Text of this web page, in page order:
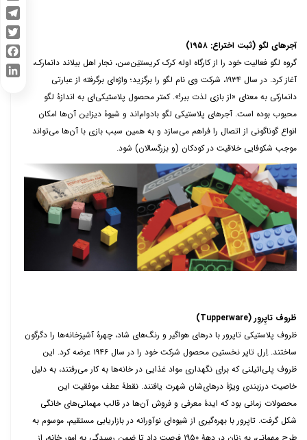
آجرهای لگو (ثبت اختراع: ۱۹۵۸)
گروه لگو فعالیت خود را از کارگاه اوله کرک کریستیَنسن، نجار اهل بیلاند دانمارک،
آغاز کرد. در سال ۱۹۳۴، شرکت وی نام لگو را برگزید؛ واژه‌ای برگرفته از عبارتی
دانمارکی به معنای «از بازی لذت ببر!». کمتر محصول پلاستیکی‌ای به اندازۀ لگو
محبوب بوده است. آجرهای پلاستیکی لگو بادوام‌اند و شیوۀ دیزاین آن‌ها امکان
انواع گوناگونی از اتصال را فراهم می‌سازد و به همین سبب بازی با آن‌ها می‌تواند
موجب شکوفایی خلاقیت در کودکان (و بزرگسالان) شود.
ظروف تاپِروِر (Tupperware
)
ظروف پلاستیکی تاپرور با درهای هواگیر و رنگ‌های شاد، چهرۀ آشپزخانه‌ها را دگرگون
ساختند. اِرل تاپر نخستین محصول شرکت خود را در سال ۱۹۴۶ عرضه کرد. این
ظروف پلی‌اتیلنی که برای نگهداری مواد غذایی در خانه‌ها به کار می‌رفتند، به‌ دلیل
خاصیت درزبندی ویژۀ درهای‌شان شهرت یافتند. نقطۀ عطف موفقیت این
محصولات زمانی بود که ایدۀ معرفی و فروش آن‌ها در قالب مهمانی‌های خانگی
شکل گرفت. تاپرور با بهره‌گیری از شیوه‌ای نوآورانه در بازاریابی مستقیم، موسوم به
طرح مهمانی، به زنان در دهۀ ۱۹۵۰ فرصت داد تا ضمن رسیدگی به امور خانه، از
WhatsApp
Telegram
Twitter
Facebook